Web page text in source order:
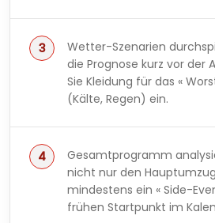
Wetter-Szenarien
die Prognose kurz vor der
Sie Kleidung für das «
(Kälte, Regen) ein.
Gesamtprogramm
nicht nur den
mindestens ein « Side-
frühen Startpunkt im